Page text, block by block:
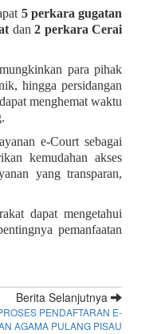
5 perkara gugatan
dan2 perkara Cerai
para pihak
hingga persidangan
menghemat waktu
e-Court sebagai
kemudahan akses
yang transparan,
dapat mengetahui
pemanfaatan
Berita Selanjutnya
PENDAFTARAN E-
AGAMA PULANG PISAU